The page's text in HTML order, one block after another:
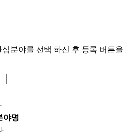
분야를 선택 하신 후 등록 버튼을
야명
.